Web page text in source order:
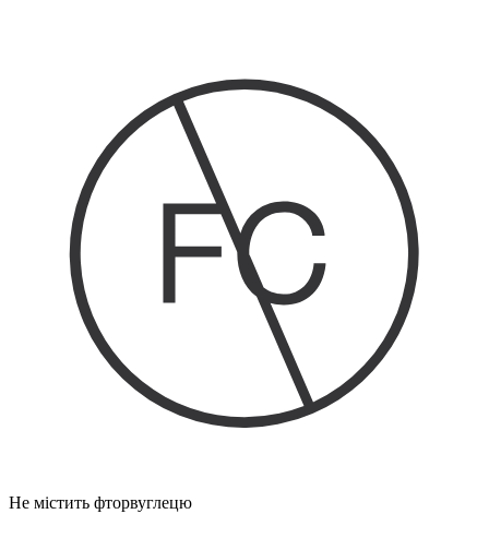
Не містить фторвуглецю